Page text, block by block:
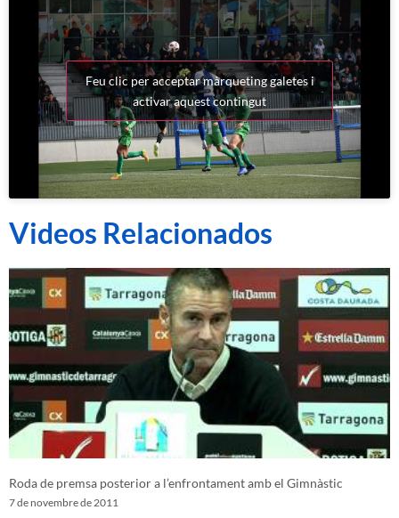
Feu clic per acceptar màrqueting galetes i
activar aquest contingut
Videos Relacionados
Roda de premsa posterior a l’enfrontament amb el Gimnàstic
7 de novembre de 2011